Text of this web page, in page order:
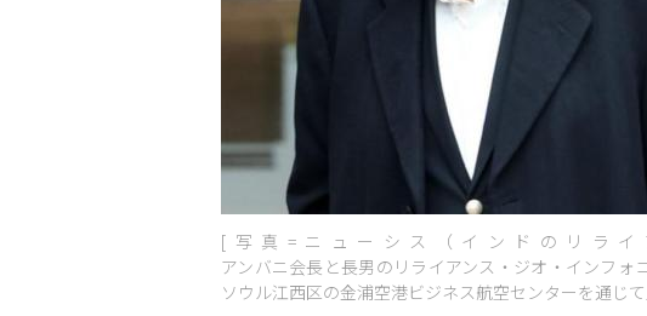
[写真=ニューシス（インドのリライ
アンバニ会長と長男のリライアンス・ジオ・インフォ
ソウル江西区の金浦空港ビジネス航空センターを通じ